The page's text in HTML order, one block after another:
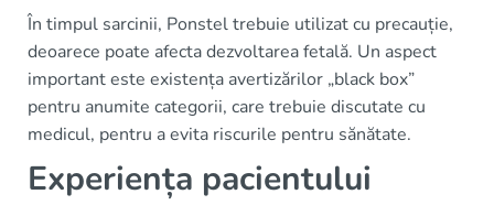
În timpul sarcinii, Ponstel trebuie utilizat cu precauție,
deoarece poate afecta dezvoltarea fetală. Un aspect
important este existența avertizărilor „black box”
pentru anumite categorii, care trebuie discutate cu
medicul, pentru a evita riscurile pentru sănătate.
Experiența pacientului